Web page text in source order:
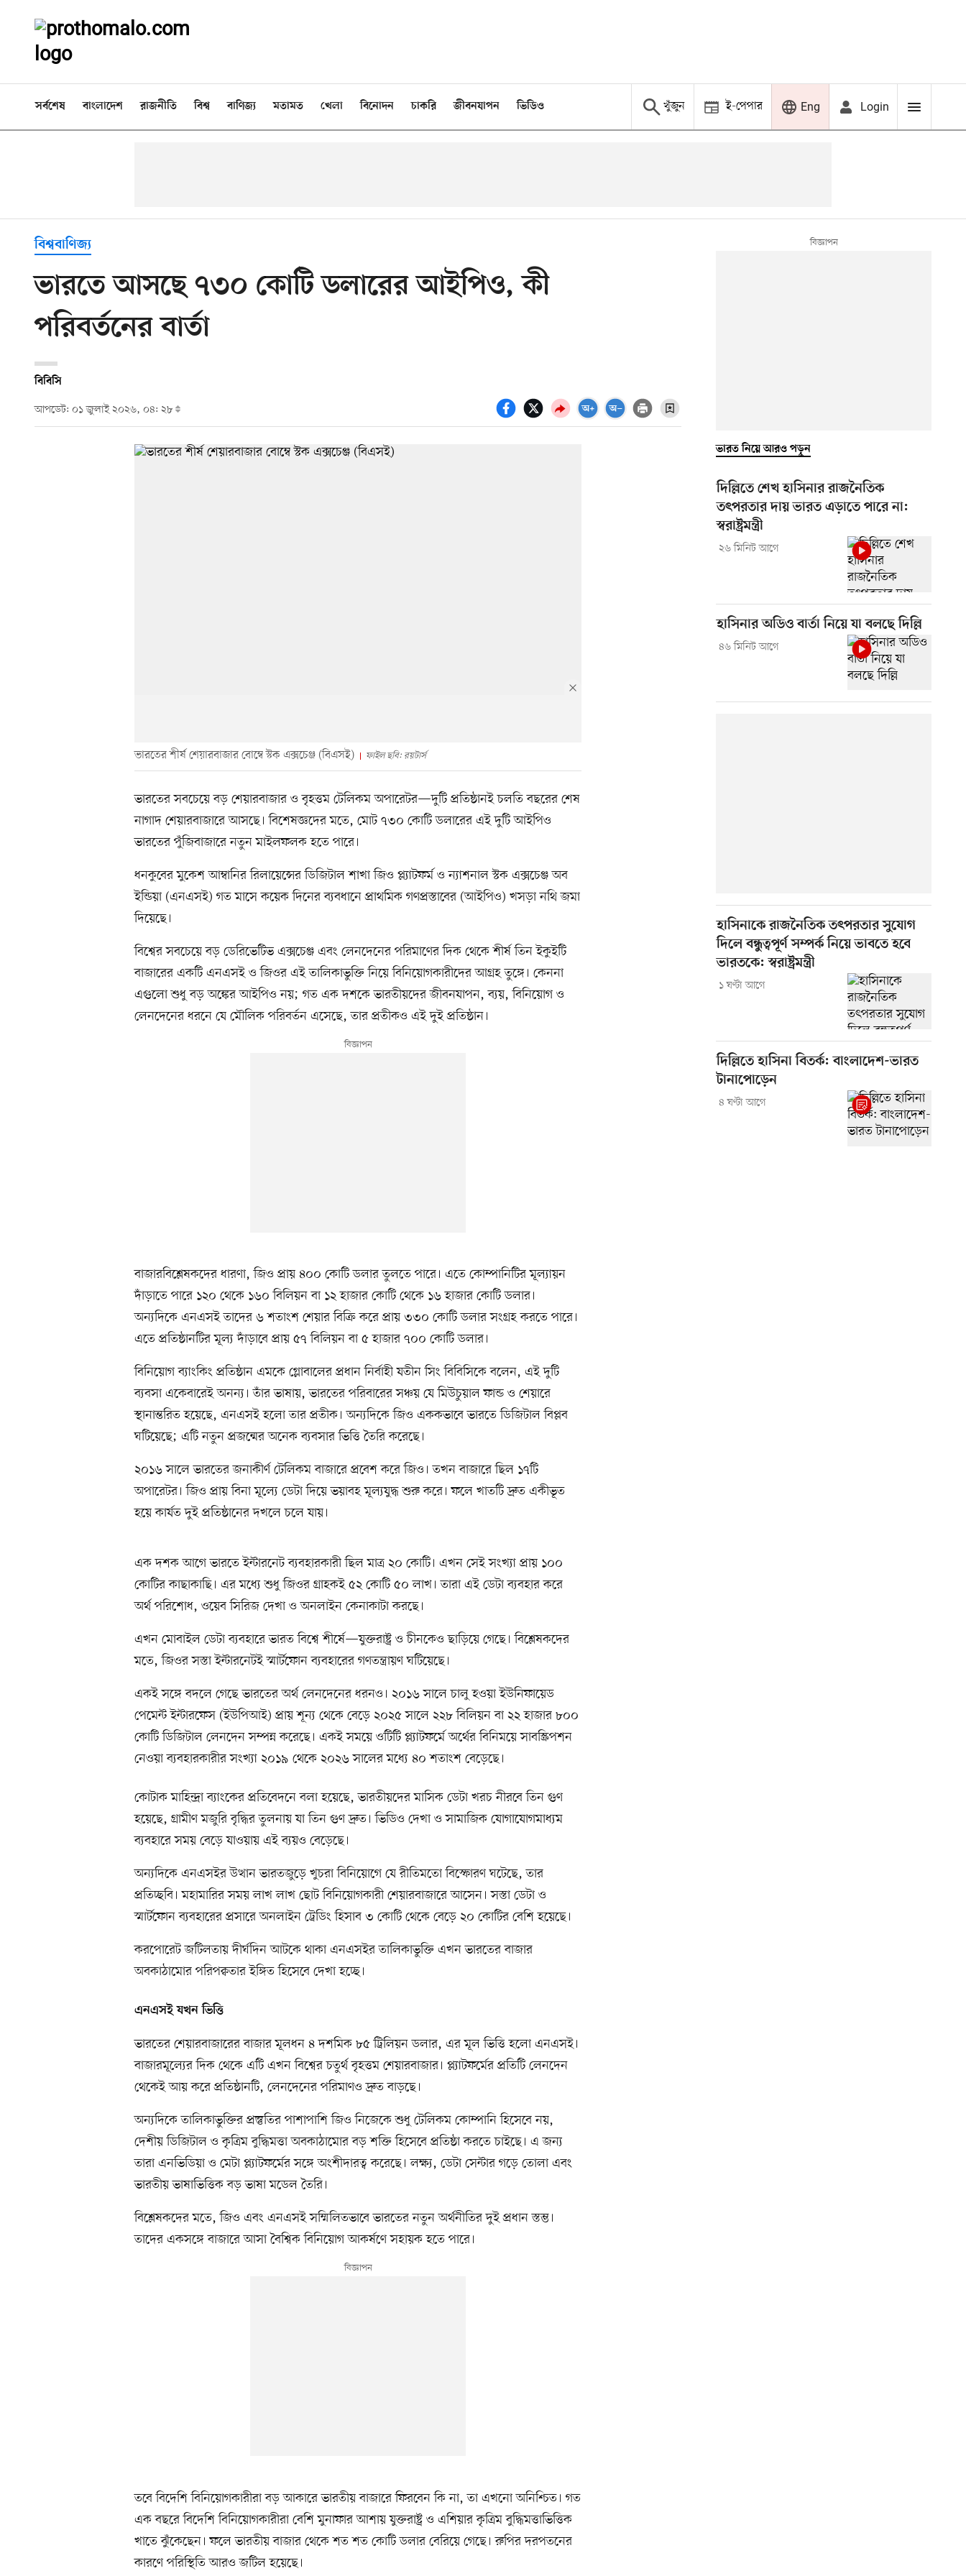
সর্বশেষ বাংলাদেশ রাজনীতি বিশ্ব বাণিজ্য মতামত খেলা বিনোদন চাকরি জীবনযাপন ভিডিও খুঁজুন ই-পেপার Eng Login
বিশ্ববাণিজ্য
ভারতে আসছে ৭৩০ কোটি ডলারের আইপিও, কী
পরিবর্তনের বার্তা
বিবিসি
আপডেট: ০১ জুলাই ২০২৬, ০৪: ২৮
ভারতের শীর্ষ শেয়ারবাজার বোম্বে স্টক এক্সচেঞ্জ (বিএসই) ফাইল ছবি: রয়টার্স
ভারতের সবচেয়ে বড় শেয়ারবাজার ও বৃহত্তম টেলিকম অপারেটর—দুটি প্রতিষ্ঠানই চলতি বছরের শেষ
নাগাদ শেয়ারবাজারে আসছে। বিশেষজ্ঞদের মতে, মোট ৭৩০ কোটি ডলারের এই দুটি আইপিও
ভারতের পুঁজিবাজারে নতুন মাইলফলক হতে পারে।
ধনকুবের মুকেশ আম্বানির রিলায়েন্সের ডিজিটাল শাখা জিও প্ল্যাটফর্ম ও ন্যাশনাল স্টক এক্সচেঞ্জ অব
ইন্ডিয়া (এনএসই) গত মাসে কয়েক দিনের ব্যবধানে প্রাথমিক গণপ্রস্তাবের (আইপিও) খসড়া নথি জমা
দিয়েছে।
বিশ্বের সবচেয়ে বড় ডেরিভেটিভ এক্সচেঞ্জ এবং লেনদেনের পরিমাণের দিক থেকে শীর্ষ তিন ইকুইটি
বাজারের একটি এনএসই ও জিওর এই তালিকাভুক্তি নিয়ে বিনিয়োগকারীদের আগ্রহ তুঙ্গে। কেননা
এগুলো শুধু বড় অঙ্কের আইপিও নয়; গত এক দশকে ভারতীয়দের জীবনযাপন, ব্যয়, বিনিয়োগ ও
লেনদেনের ধরনে যে মৌলিক পরিবর্তন এসেছে, তার প্রতীকও এই দুই প্রতিষ্ঠান।
বাজারবিশ্লেষকদের ধারণা, জিও প্রায় ৪০০ কোটি ডলার তুলতে পারে। এতে কোম্পানিটির মূল্যায়ন
দাঁড়াতে পারে ১২০ থেকে ১৬০ বিলিয়ন বা ১২ হাজার কোটি থেকে ১৬ হাজার কোটি ডলার।
অন্যদিকে এনএসই তাদের ৬ শতাংশ শেয়ার বিক্রি করে প্রায় ৩৩০ কোটি ডলার সংগ্রহ করতে পারে।
এতে প্রতিষ্ঠানটির মূল্য দাঁড়াবে প্রায় ৫৭ বিলিয়ন বা ৫ হাজার ৭০০ কোটি ডলার।
বিনিয়োগ ব্যাংকিং প্রতিষ্ঠান এমকে গ্লোবালের প্রধান নির্বাহী যতীন সিং বিবিসিকে বলেন, এই দুটি
ব্যবসা একেবারেই অনন্য। তাঁর ভাষায়, ভারতের পরিবারের সঞ্চয় যে মিউচুয়াল ফান্ড ও শেয়ারে
স্থানান্তরিত হয়েছে, এনএসই হলো তার প্রতীক। অন্যদিকে জিও এককভাবে ভারতে ডিজিটাল বিপ্লব
ঘটিয়েছে; এটি নতুন প্রজন্মের অনেক ব্যবসার ভিত্তি তৈরি করেছে।
২০১৬ সালে ভারতের জনাকীর্ণ টেলিকম বাজারে প্রবেশ করে জিও। তখন বাজারে ছিল ১৭টি
অপারেটর। জিও প্রায় বিনা মূল্যে ডেটা দিয়ে ভয়াবহ মূল্যযুদ্ধ শুরু করে। ফলে খাতটি দ্রুত একীভূত
হয়ে কার্যত দুই প্রতিষ্ঠানের দখলে চলে যায়।
এক দশক আগে ভারতে ইন্টারনেট ব্যবহারকারী ছিল মাত্র ২০ কোটি। এখন সেই সংখ্যা প্রায় ১০০
কোটির কাছাকাছি। এর মধ্যে শুধু জিওর গ্রাহকই ৫২ কোটি ৫০ লাখ। তারা এই ডেটা ব্যবহার করে
অর্থ পরিশোধ, ওয়েব সিরিজ দেখা ও অনলাইন কেনাকাটা করছে।
এখন মোবাইল ডেটা ব্যবহারে ভারত বিশ্বে শীর্ষে—যুক্তরাষ্ট্র ও চীনকেও ছাড়িয়ে গেছে। বিশ্লেষকদের
মতে, জিওর সস্তা ইন্টারনেটই স্মার্টফোন ব্যবহারের গণতন্ত্রায়ণ ঘটিয়েছে।
একই সঙ্গে বদলে গেছে ভারতের অর্থ লেনদেনের ধরনও। ২০১৬ সালে চালু হওয়া ইউনিফায়েড
পেমেন্ট ইন্টারফেস (ইউপিআই) প্রায় শূন্য থেকে বেড়ে ২০২৫ সালে ২২৮ বিলিয়ন বা ২২ হাজার ৮০০
কোটি ডিজিটাল লেনদেন সম্পন্ন করেছে। একই সময়ে ওটিটি প্ল্যাটফর্মে অর্থের বিনিময়ে সাবস্ক্রিপশন
নেওয়া ব্যবহারকারীর সংখ্যা ২০১৯ থেকে ২০২৬ সালের মধ্যে ৪০ শতাংশ বেড়েছে।
কোটাক মাহিন্দ্রা ব্যাংকের প্রতিবেদনে বলা হয়েছে, ভারতীয়দের মাসিক ডেটা খরচ নীরবে তিন গুণ
হয়েছে, গ্রামীণ মজুরি বৃদ্ধির তুলনায় যা তিন গুণ দ্রুত। ভিডিও দেখা ও সামাজিক যোগাযোগমাধ্যম
ব্যবহারে সময় বেড়ে যাওয়ায় এই ব্যয়ও বেড়েছে।
অন্যদিকে এনএসইর উত্থান ভারতজুড়ে খুচরা বিনিয়োগে যে রীতিমতো বিস্ফোরণ ঘটেছে, তার
প্রতিচ্ছবি। মহামারির সময় লাখ লাখ ছোট বিনিয়োগকারী শেয়ারবাজারে আসেন। সস্তা ডেটা ও
স্মার্টফোন ব্যবহারের প্রসারে অনলাইন ট্রেডিং হিসাব ৩ কোটি থেকে বেড়ে ২০ কোটির বেশি হয়েছে।
করপোরেট জটিলতায় দীর্ঘদিন আটকে থাকা এনএসইর তালিকাভুক্তি এখন ভারতের বাজার
অবকাঠামোর পরিপক্বতার ইঙ্গিত হিসেবে দেখা হচ্ছে।
এনএসই যখন ভিত্তি
ভারতের শেয়ারবাজারের বাজার মূলধন ৪ দশমিক ৮৫ ট্রিলিয়ন ডলার, এর মূল ভিত্তি হলো এনএসই।
বাজারমূল্যের দিক থেকে এটি এখন বিশ্বের চতুর্থ বৃহত্তম শেয়ারবাজার। প্ল্যাটফর্মের প্রতিটি লেনদেন
থেকেই আয় করে প্রতিষ্ঠানটি, লেনদেনের পরিমাণও দ্রুত বাড়ছে।
অন্যদিকে তালিকাভুক্তির প্রস্তুতির পাশাপাশি জিও নিজেকে শুধু টেলিকম কোম্পানি হিসেবে নয়,
দেশীয় ডিজিটাল ও কৃত্রিম বুদ্ধিমত্তা অবকাঠামোর বড় শক্তি হিসেবে প্রতিষ্ঠা করতে চাইছে। এ জন্য
তারা এনভিডিয়া ও মেটা প্ল্যাটফর্মের সঙ্গে অংশীদারত্ব করেছে। লক্ষ্য, ডেটা সেন্টার গড়ে তোলা এবং
ভারতীয় ভাষাভিত্তিক বড় ভাষা মডেল তৈরি।
বিশ্লেষকদের মতে, জিও এবং এনএসই সম্মিলিতভাবে ভারতের নতুন অর্থনীতির দুই প্রধান স্তম্ভ।
তাদের একসঙ্গে বাজারে আসা বৈশ্বিক বিনিয়োগ আকর্ষণে সহায়ক হতে পারে।
তবে বিদেশি বিনিয়োগকারীরা বড় আকারে ভারতীয় বাজারে ফিরবেন কি না, তা এখনো অনিশ্চিত। গত
এক বছরে বিদেশি বিনিয়োগকারীরা বেশি মুনাফার আশায় যুক্তরাষ্ট্র ও এশিয়ার কৃত্রিম বুদ্ধিমত্তাভিত্তিক
খাতে ঝুঁকেছেন। ফলে ভারতীয় বাজার থেকে শত শত কোটি ডলার বেরিয়ে গেছে। রুপির দরপতনের
কারণে পরিস্থিতি আরও জটিল হয়েছে।
ভারত নিয়ে আরও পড়ুন
দিল্লিতে শেখ হাসিনার রাজনৈতিক
তৎপরতার দায় ভারত এড়াতে পারে না:
স্বরাষ্ট্রমন্ত্রী
২৬ মিনিট আগে
হাসিনার অডিও বার্তা নিয়ে যা বলছে দিল্লি
৪৬ মিনিট আগে
হাসিনাকে রাজনৈতিক তৎপরতার সুযোগ
দিলে বন্ধুত্বপূর্ণ সম্পর্ক নিয়ে ভাবতে হবে
ভারতকে: স্বরাষ্ট্রমন্ত্রী
১ ঘণ্টা আগে
দিল্লিতে হাসিনা বিতর্ক: বাংলাদেশ-ভারত
টানাপোড়েন
৪ ঘণ্টা আগে